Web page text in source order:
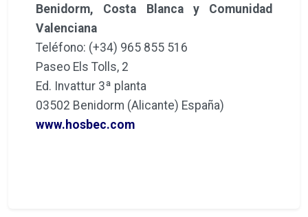
Benidorm, Costa Blanca y Comunidad
Valenciana
Teléfono: (+34) 965 855 516
Paseo Els Tolls, 2
Ed. Invattur 3ª planta
03502 Benidorm (Alicante) España)
www.hosbec.com